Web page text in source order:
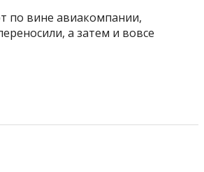
по вине авиакомпании,
а затем и вовсе